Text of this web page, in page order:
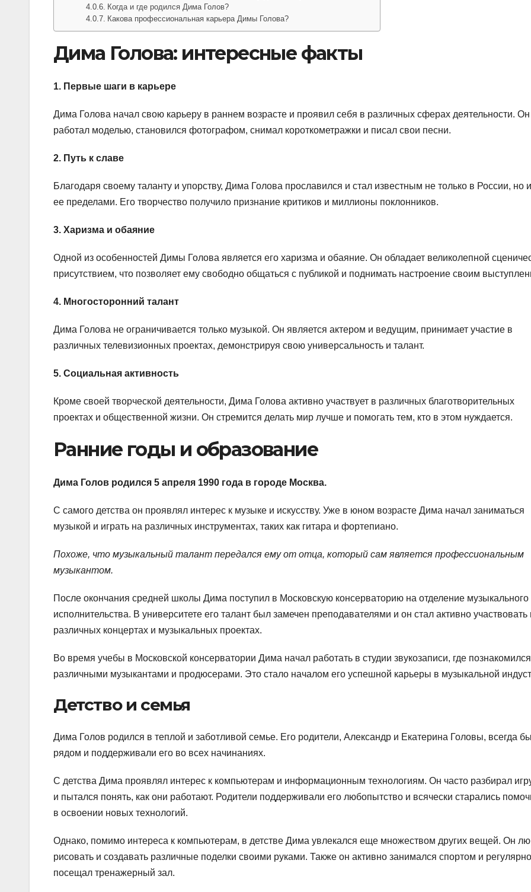
Когда и где родился Дима Голов?
Какова профессиональная карьера Димы Голова?
Дима Голова: интересные факты
1. Первые шаги в карьере
Дима Голова начал свою карьеру в раннем возрасте и проявил себя в различных сферах деятельности. Он
работал моделью, становился фотографом, снимал короткометражки и писал свои песни.
2. Путь к славе
Благодаря своему таланту и упорству, Дима Голова прославился и стал известным не только в России, но
ее пределами. Его творчество получило признание критиков и миллионы поклонников.
3. Харизма и обаяние
Одной из особенностей Димы Голова является его харизма и обаяние. Он обладает великолепной
присутствием, что позволяет ему свободно общаться с публикой и поднимать настроение своим
4. Многосторонний талант
Дима Голова не ограничивается только музыкой. Он является актером и ведущим, принимает участие в
различных телевизионных проектах, демонстрируя свою универсальность и талант.
5. Социальная активность
Кроме своей творческой деятельности, Дима Голова активно участвует в различных благотворительных
проектах и общественной жизни. Он стремится делать мир лучше и помогать тем, кто в этом нуждается.
Ранние годы и образование
Дима Голов родился 5 апреля 1990 года в городе Москва.
С самого детства он проявлял интерес к музыке и искусству. Уже в юном возрасте Дима начал заниматься
музыкой и играть на различных инструментах, таких как гитара и фортепиано.
Похоже, что музыкальный талант передался ему от отца, который сам является профессиональным
музыкантом.
После окончания средней школы Дима поступил в Московскую консерваторию на отделение музыкального
исполнительства. В университете его талант был замечен преподавателями и он стал активно участвовать
различных концертах и музыкальных проектах.
Во время учебы в Московской консерватории Дима начал работать в студии звукозаписи, где
различными музыкантами и продюсерами. Это стало началом его успешной карьеры в музыкальной
Детство и семья
Дима Голов родился в теплой и заботливой семье. Его родители, Александр и Екатерина Головы, всегда
рядом и поддерживали его во всех начинаниях.
С детства Дима проявлял интерес к компьютерам и информационным технологиям. Он часто разбирал
и пытался понять, как они работают. Родители поддерживали его любопытство и всячески старались
в освоении новых технологий.
Однако, помимо интереса к компьютерам, в детстве Дима увлекался еще множеством других вещей. Он
рисовать и создавать различные поделки своими руками. Также он активно занимался спортом и регулярно
посещал тренажерный зал.